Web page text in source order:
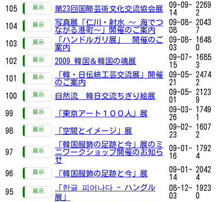
105
第23回国際芸術文化交流協会展
09-09-
14
2269
2
104
写真展「仁川・射水 ～ 海でつ
ながる港町～」開催のご案内
09-08-
08
2043
7
103
「ハンドルガリ展」 開催のご
案内
09-08-
03
1648
0
102
2009 韓国＆韓国の魂展
09-07-
15
1685
3
101
「韓・日伝統工芸交流展」開催
のご案内
09-05-
21
2474
2
100
自然流 韓日交流ちぎり絵展
09-05-
01
2123
9
99
「東京アート１００人」展
09-03-
26
1749
1
98
「空間とイメージ」展
09-02-
23
1607
2
97
「韓国服飾の足跡と今」展のミ
ニワークショップ開催のお知ら
せ
09-01-
16
1792
4
96 「韓国服飾の足跡と今」展
09-01-
14
2042
4
95
「한글 피어나다 - ハングル
展」
08-12-
03
1923
0